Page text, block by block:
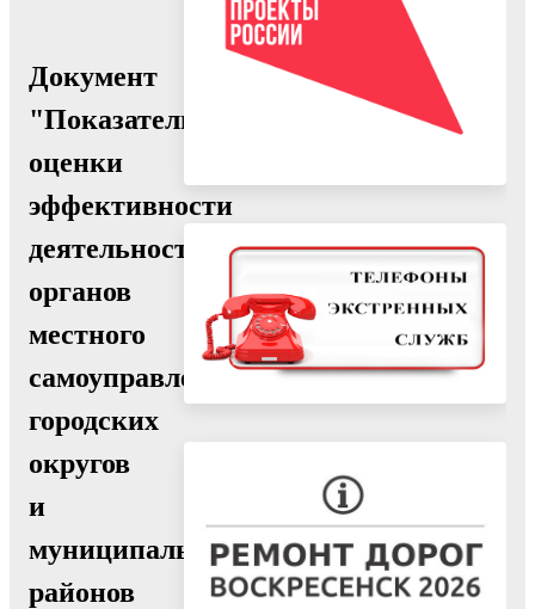
Документ
"Показатели
оценки
эффективности
деятельности
органов
местного
самоуправления
городских
округов
и
муниципальных
районов